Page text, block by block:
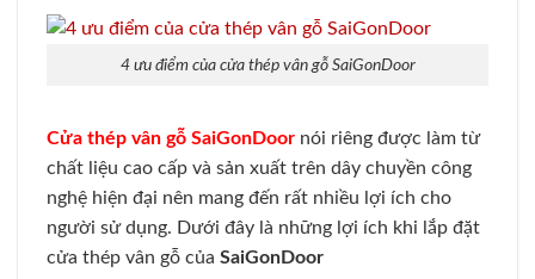
4 ưu điểm của cửa thép vân gỗ SaiGonDoor
Cửa thép vân gỗ SaiGonDoor nói riêng được làm từ
chất liệu cao cấp và sản xuất trên dây chuyền công
nghệ hiện đại nên mang đến rất nhiều lợi ích cho
người sử dụng. Dưới đây là những lợi ích khi lắp đặt
cửa thép vân gỗ của SaiGonDoor